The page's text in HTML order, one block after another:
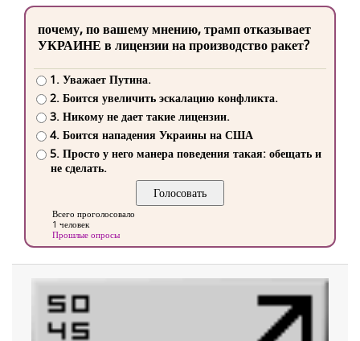
почему, по вашему мнению, трамп отказывает
УКРАИНЕ в лицензии на производство ракет?
1. Уважает Путина.
2. Боится увеличить эскалацию конфликта.
3. Никому не дает такие лицензии.
4. Боится нападения Украины на США
5. Просто у него манера поведения такая: обещать и
не сделать.
Всего проголосовало
1 человек
Прошлые опросы